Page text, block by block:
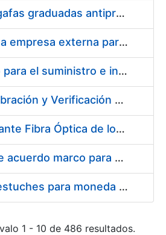
Suministro de gafas graduadas antiproyecciones para los trabajadores de la FNMT-RCM en los centros de trabajo de Madrid y Burgos
Servicios de una empresa externa para el asesoramiento y resolución de los recursos de alzada que se presentan relacionados con procesos de selección para la FNMT-RCM
Acuerdo marco para el suministro e instalación de persianas, estores y otros complementos
Servicio de Calibración y Verificación Externa de los Equipos de Medición del Servicio de Prevención de la FNMT-RCM
Conexión mediante Fibra Óptica de los Centros de Proceso de Datos (CPDs) de las sedes de la FNMT-RCM de Burgos y Madrid
Contratación de acuerdo marco para el Suministro de Material de Electricidad para la Fábrica Nacional de Moneda y Timbre-Real Casa de la Moneda en su centro de trabajo de Burgos
Suministro de estuches para moneda de 30 €
1 - 10 de 486 resultados.